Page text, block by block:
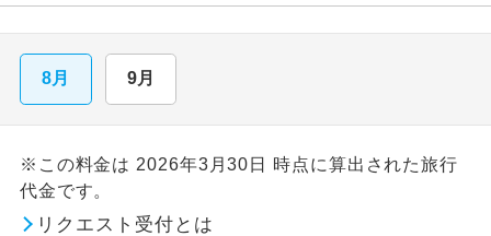
8月 9月
※この料金は 2026年3月30日 時点に算出された旅行
代金です。
リクエスト受付とは